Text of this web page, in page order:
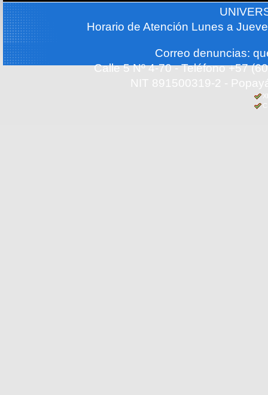
Horario de Atención Lunes a
Correo denuncias:
Calle 5 Nº 4-70 - Teléfono +57
NIT 891500319-2 -